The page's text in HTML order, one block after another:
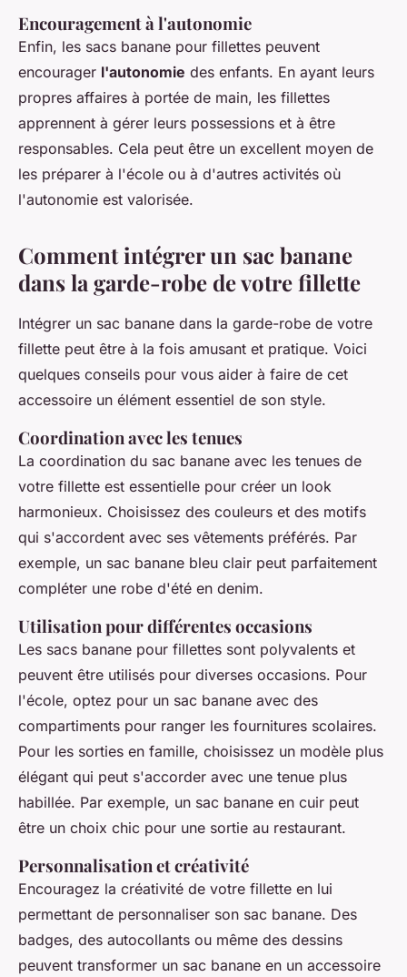
Encouragement à l'autonomie
Enfin, les sacs banane pour fillettes peuvent
encourager l'autonomie des enfants. En ayant leurs
propres affaires à portée de main, les fillettes
apprennent à gérer leurs possessions et à être
responsables. Cela peut être un excellent moyen de
les préparer à l'école ou à d'autres activités où
l'autonomie est valorisée.
Comment intégrer un sac banane
dans la garde-robe de votre fillette
Intégrer un sac banane dans la garde-robe de votre
fillette peut être à la fois amusant et pratique. Voici
quelques conseils pour vous aider à faire de cet
accessoire un élément essentiel de son style.
Coordination avec les tenues
La coordination du sac banane avec les tenues de
votre fillette est essentielle pour créer un look
harmonieux. Choisissez des couleurs et des motifs
qui s'accordent avec ses vêtements préférés. Par
exemple, un sac banane bleu clair peut parfaitement
compléter une robe d'été en denim.
Utilisation pour différentes occasions
Les sacs banane pour fillettes sont polyvalents et
peuvent être utilisés pour diverses occasions. Pour
l'école, optez pour un sac banane avec des
compartiments pour ranger les fournitures scolaires.
Pour les sorties en famille, choisissez un modèle plus
élégant qui peut s'accorder avec une tenue plus
habillée. Par exemple, un sac banane en cuir peut
être un choix chic pour une sortie au restaurant.
Personnalisation et créativité
Encouragez la créativité de votre fillette en lui
permettant de personnaliser son sac banane. Des
badges, des autocollants ou même des dessins
peuvent transformer un sac banane en un accessoire